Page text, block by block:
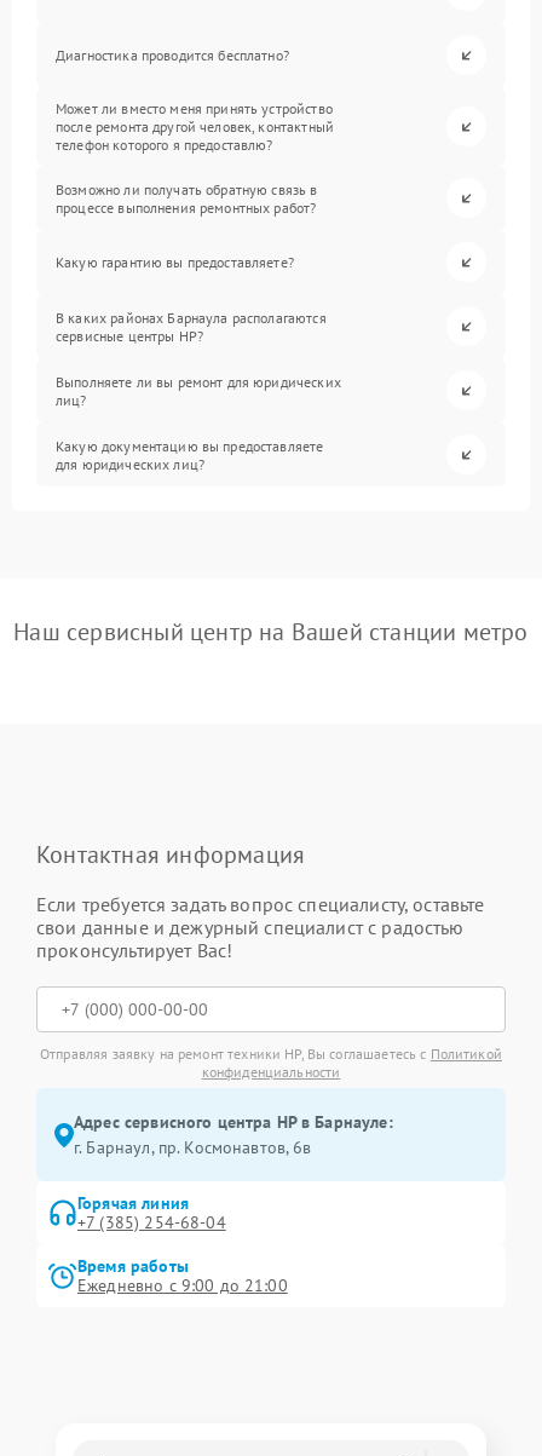
Диагностика проводится бесплатно?
Может ли вместо меня принять устройство
после ремонта другой человек, контактный
телефон которого я предоставлю?
Возможно ли получать обратную связь в
процессе выполнения ремонтных работ?
Какую гарантию вы предоставляете?
В каких районах Барнаула располагаются
сервисные центры HP?
Выполняете ли вы ремонт для юридических
лиц?
Какую документацию вы предоставляете
для юридических лиц?
Наш сервисный центр на Вашей станции метро
Контактная информация
Если требуется задать вопрос специалисту, оставьте
свои данные и дежурный специалист с радостью
проконсультирует Вас!
Отправляя заявку на ремонт техники HP, Вы соглашаетесь с Политикой
конфиденциальности
Адрес сервисного центра HP в Барнауле:
г. Барнаул, ​пр. Космонавтов, 6в
Горячая линия
+7 (385) 254-68-04
Время работы
Ежедневно с 9:00 до 21:00